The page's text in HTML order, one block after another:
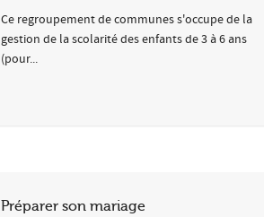
Ce regroupement de communes s'occupe de la
gestion de la scolarité des enfants de 3 à 6 ans
(pour...
Préparer son mariage